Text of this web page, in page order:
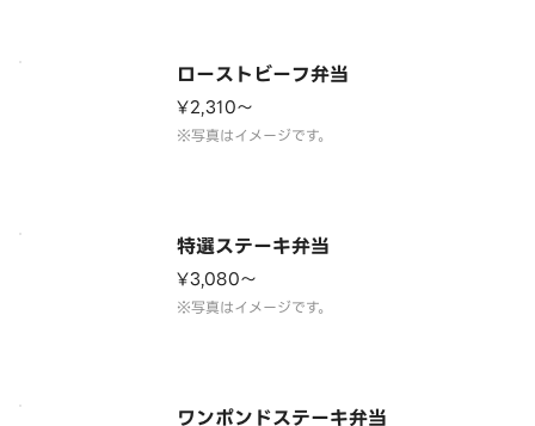
ローストビーフ弁当
¥2,310〜
※写真はイメージです。
特選ステーキ弁当
¥3,080〜
※写真はイメージです。
ワンポンドステーキ弁当